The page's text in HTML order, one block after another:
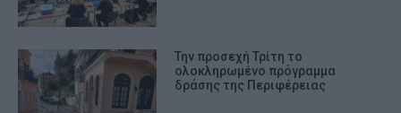
Την προσεχή Τρίτη το
ολοκληρωμένο πρόγραμμα
δράσης της Περιφέρειας